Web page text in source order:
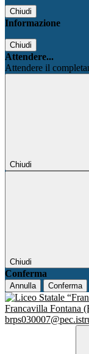
Chiudi
Informazione
Chiudi
Attendere...
Attendere il
Chiudi
Chiudi
Conferma
Annulla Conferma
Francavilla Fontana